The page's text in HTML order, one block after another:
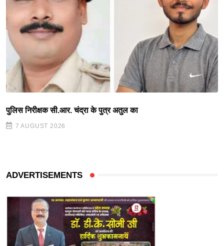
पुलिस निरीक्षक सी.आर. चंद्रा के पुत्र अतुल का
7 AUGUST 2026
ADVERTISEMENTS